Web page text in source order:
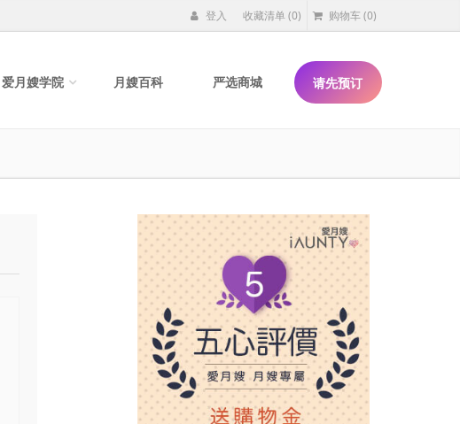
登入 收藏清单(0) 购物车(0)
爱月嫂学院 月嫂百科 严选商城 请先预订